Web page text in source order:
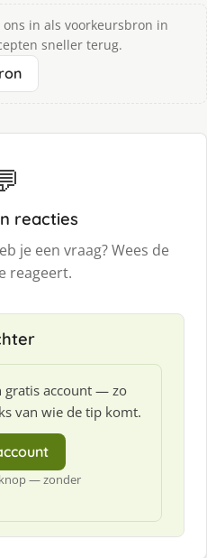
ons in als voorkeursbron in
sneller terug.
reacties
je een vraag? Wees de
reageert.
gratis account — zo
van wie de tip komt.
knop — zonder